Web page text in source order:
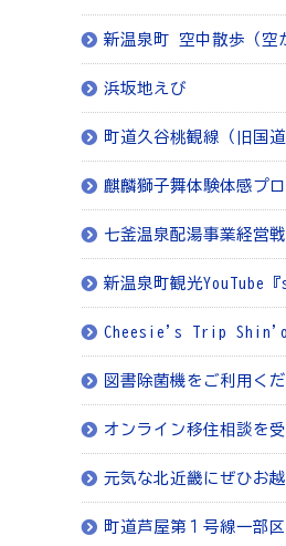
新温泉町 空中散歩（空
浜坂地えび
町道久谷桃観線（旧国
麒麟獅子舞体験体感プ
七釜温泉配湯事業経営
新温泉町観光YouTube
Cheesie's Trip
図書除菌機をご利用く
オンライン移住相談を
元気な北近畿にぜひお
町道芦屋第１号線一部